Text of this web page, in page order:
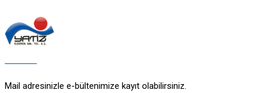
Ürün açıklamasında eksik bilgiler bulunuyor.
Ürün bilgilerinde hatalar bulunuyor.
Mail adresinizle e-bültenimize kayıt olabilirsiniz.